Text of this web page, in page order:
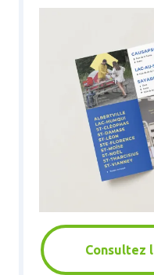
Consultez